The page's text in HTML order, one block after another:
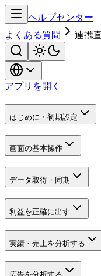
ヘルプセンター
よくある質問
連携
アプリを開く
はじめに・初期設定
画面の基本操作
データ取得・同期
利益を正確に出す
実績・売上を分析する